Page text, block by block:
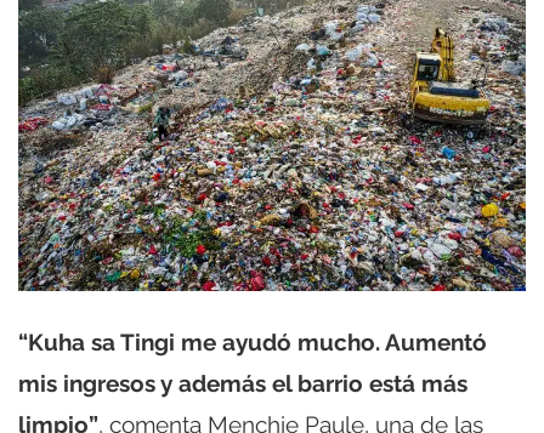
“Kuha sa Tingi me ayudó mucho. Aumentó
mis ingresos y además el barrio está más
limpio”, comenta Menchie Paule, una de las